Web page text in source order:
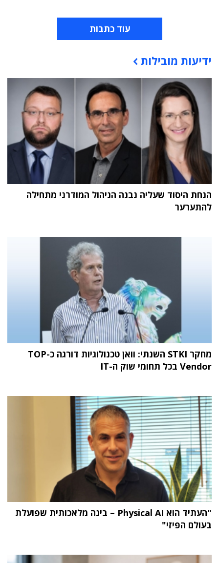
עוד כתבות
תוכן פרסומי
ידיעות מובילות
הנחת היסוד שעליה נבנה הניהול המודרני מתחילה
להתערער
מחקר STKI השנתי: וואן טכנולוגיות דורגה כ-TOP
Vendor בכל תחומי שוק ה-IT
"העתיד הוא Physical AI – בינה מלאכותית שפועלת
בעולם הפיזי"